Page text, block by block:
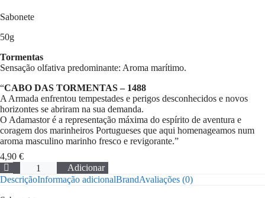
Sabonete
50g
Tormentas
Sensação olfativa predominante: Aroma marítimo.
“CABO DAS TORMENTAS – 1488
A Armada enfrentou tempestades e perigos desconhecidos e novos
horizontes se abriram na sua demanda.
O Adamastor é a representação máxima do espírito de aventura e
coragem dos marinheiros Portugueses que aqui homenageamos num
aroma masculino marinho fresco e revigorante.”
4,90 €
Quantidade
de
Sabonete
Adicionar
DescriçãoInformação adicionalBrandAvaliações (0)